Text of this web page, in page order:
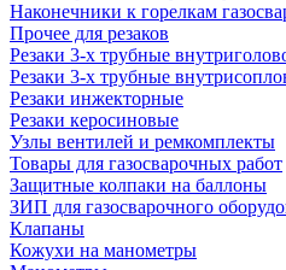
Наконечники к горелкам
Прочее для резаков
Резаки 3-х трубные
Резаки 3-х трубные
Резаки инжекторные
Резаки керосиновые
Узлы вентилей и ремкомплекты
Товары для газосварочных работ
Защитные колпаки на баллоны
ЗИП для газосварочного
Клапаны
Кожухи на манометры